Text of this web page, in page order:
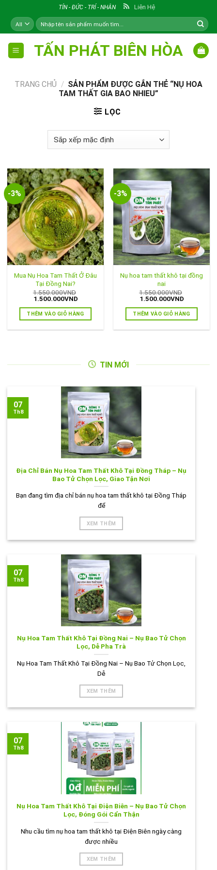
content
TÍN - ĐỨC - TRÍ - NHÂN Liên Hệ
Tìm
kiếm:
TẤN PHÁT BIÊN HÒA
TRANG CHỦ / SẢN PHẨM ĐƯỢC GẮN THẺ “NỤ HOA
TAM THẤT GIA BAO NHIEU”
LỌC
-3%
Mua Nụ Hoa Tam Thất Ở Đâu
Tại Đồng Nai?
1.550.000VND
Giá
là:
1.550.000VND.
1.500.000VNDGiá
tại
là:
THÊM VÀO GIỎ HÀNG
-3%
Nụ hoa tam thất khô tại đồng
nai
1.550.000VND
Giá
là:
1.550.000VND.
1.500.000VNDGiá
tại
là:
THÊM VÀO GIỎ HÀNG
TIN MỚI
Địa Chỉ Bán Nụ Hoa Tam Thất Khô Tại Đồng Tháp – Nụ
Bao Tử Chọn Lọc, Giao Tận Nơi
Bạn đang tìm địa chỉ bán nụ hoa tam thất khô tại Đồng Tháp
để
XEM THÊM
07
Th8
Nụ Hoa Tam Thất Khô Tại Đồng Nai – Nụ Bao Tử Chọn
Lọc, Dễ Pha Trà
Nụ Hoa Tam Thất Khô Tại Đồng Nai – Nụ Bao Tử Chọn Lọc,
Dễ
XEM THÊM
07
Th8
Nụ Hoa Tam Thất Khô Tại Điện Biên – Nụ Bao Tử Chọn
Lọc, Đóng Gói Cẩn Thận
Nhu cầu tìm nụ hoa tam thất khô tại Điện Biên ngày càng
được nhiều
XEM THÊM
07
Th8